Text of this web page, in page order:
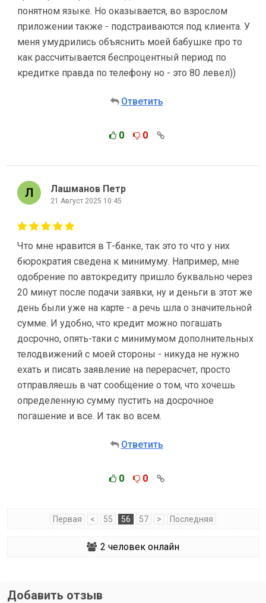
понятном языке. Но оказывается, во взрослом
приложении также - подстраиваются под клиента. У
меня умудрились объяснить моей бабушке про то
как рассчитывается беспроцентный период по
кредитке правда по телефону но - это 80 левел))
Ответить
0 0
Лашманов Петр
21 Август 2025 10:45
Что мне нравится в Т-банке, так это то что у них
бюрократия сведена к минимуму. Например, мне
одобрение по автокредиту пришло буквально через
20 минут после подачи заявки, ну и деньги в этот же
день были уже на карте - а речь шла о значительной
сумме. И удобно, что кредит можно погашать
досрочно, опять-таки с минимумом дополнительных
телодвижений с моей стороны - никуда не нужно
ехать и писать заявление на перерасчет, просто
отправляешь в чат сообщение о том, что хочешь
определенную сумму пустить на досрочное
погашение и все. И так во всем.
Ответить
0 0
Первая < 55 56 57 > Последняя
2 человек онлайн
Добавить отзыв